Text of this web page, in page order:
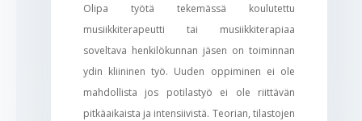
Olipa työtä tekemässä koulutettu
musiikkiterapeutti tai musiikkiterapiaa
soveltava henkilökunnan jäsen on toiminnan
ydin kliininen työ. Uuden oppiminen ei ole
mahdollista jos potilastyö ei ole riittävän
pitkäaikaista ja intensiivistä. Teorian, tilastojen